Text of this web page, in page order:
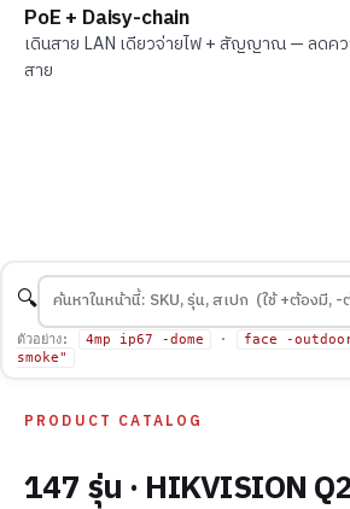
PoE + Daisy-chain
เดินสาย LAN เดียวจ่ายไฟ + สัญญาณ — ลดค
สาย
🔍
ตัวอย่าง: 4mp ip67 -dome · face -
smoke"
PRODUCT CATALOG
147 รุ่น · HIKVISION